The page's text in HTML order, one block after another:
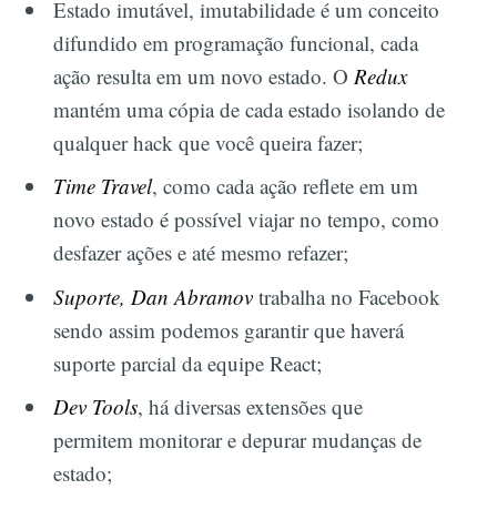
Estado imutável, imutabilidade é um conceito
difundido em programação funcional, cada
ação resulta em um novo estado. O Redux
mantém uma cópia de cada estado isolando de
qualquer hack que você queira fazer;
Time Travel, como cada ação reflete em um
novo estado é possível viajar no tempo, como
desfazer ações e até mesmo refazer;
Suporte, Dan Abramov trabalha no Facebook
sendo assim podemos garantir que haverá
suporte parcial da equipe React;
Dev Tools, há diversas extensões que
permitem monitorar e depurar mudanças de
estado;